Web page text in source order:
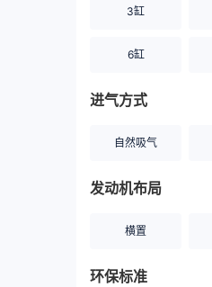
3缸
6缸
进气方式
自然吸气
发动机布局
横置
环保标准